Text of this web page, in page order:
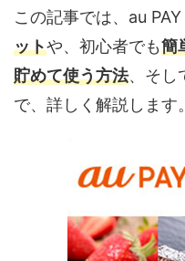
この記事では、au
ットや、初心者でも簡
貯めて使う方法、そし
で、詳しく解説します。